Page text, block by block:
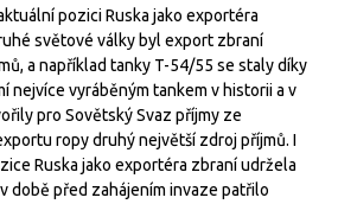
pozici Ruska jako exportéra
světové války byl export zbraní
a například tanky T-54/55 se staly díky
nejvíce vyráběným tankem v historii a v
pro Sovětský Svaz příjmy ze
ropy druhý největší zdroj příjmů. I
Ruska jako exportéra zbraní udržela
době před zahájením invaze patřilo